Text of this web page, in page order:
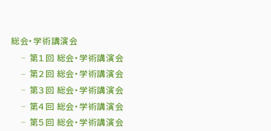
総会・学術講演会
第１回 総会・学術講演会
第２回 総会・学術講演会
第３回 総会・学術講演会
第４回 総会・学術講演会
第５回 総会・学術講演会